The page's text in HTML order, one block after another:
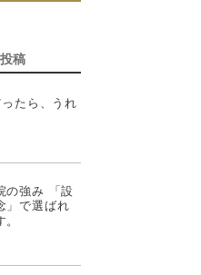
稿
たら、うれ
の強み 「設
」で選ばれ